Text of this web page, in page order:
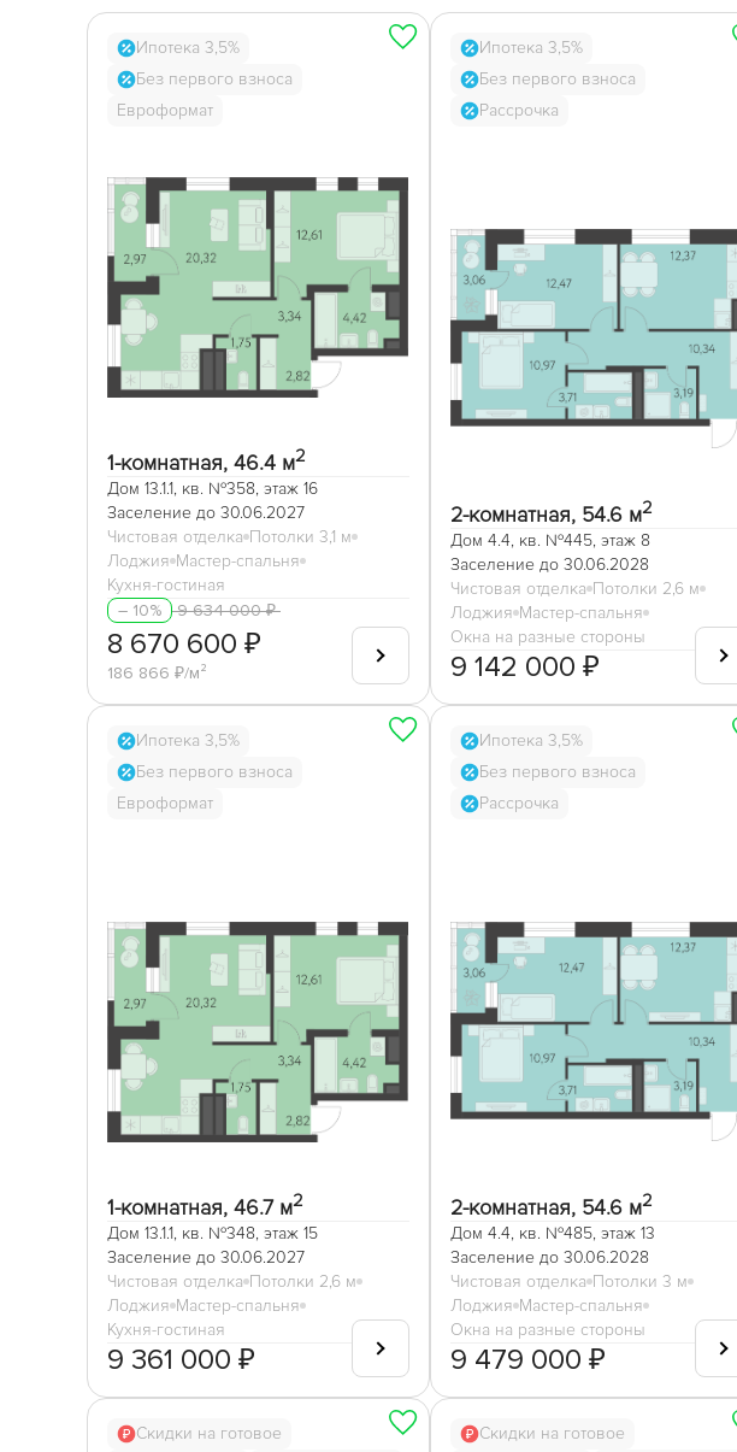
Ипотека 3,5%
Без первого взноса
Евроформат
1-комнатная, 46.4 м2
Дом 13.1.1, кв. №358, этаж 16
Заселение до 30.06.2027
Чистовая отделка Потолки 3,1 м
Лоджия Мастер-спальня
Кухня-гостиная
– 10%
9 634 000 ₽
8 670 600 ₽
186 866 ₽/м²
Ипотека 3,5%
Без первого взноса
Рассрочка
2-комнатная, 54.6 м2
Дом 4.4, кв. №445, этаж 8
Заселение до 30.06.2028
Чистовая отделка Потолки 2,6 м
Лоджия Мастер-спальня
Окна на разные стороны
9 142 000 ₽
Ипотека 3,5%
Без первого взноса
Евроформат
1-комнатная, 46.7 м2
Дом 13.1.1, кв. №348, этаж 15
Заселение до 30.06.2027
Чистовая отделка Потолки 2,6 м
Лоджия Мастер-спальня
Кухня-гостиная
9 361 000 ₽
Ипотека 3,5%
Без первого взноса
Рассрочка
2-комнатная, 54.6 м2
Дом 4.4, кв. №485, этаж 13
Заселение до 30.06.2028
Чистовая отделка Потолки 3 м
Лоджия Мастер-спальня
Окна на разные стороны
9 479 000 ₽
Скидки на готовое
Скидки на готовое